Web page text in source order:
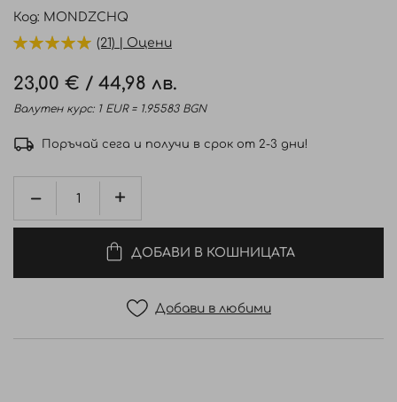
със
Код MONDZCHQ
(21) | Оцени
23,00 € / 44,98 лв.
Валутен курс: 1 EUR = 1.95583 BGN
Поръчай сега и получи в срок от 2-3 дни!
ДОБАВИ В КОШНИЦАТА
Добави в любими